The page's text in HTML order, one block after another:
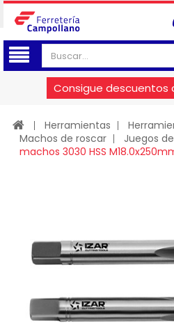
Consigue descuentos
Herramientas
Machos de roscar
Juegos
machos 3030 HSS